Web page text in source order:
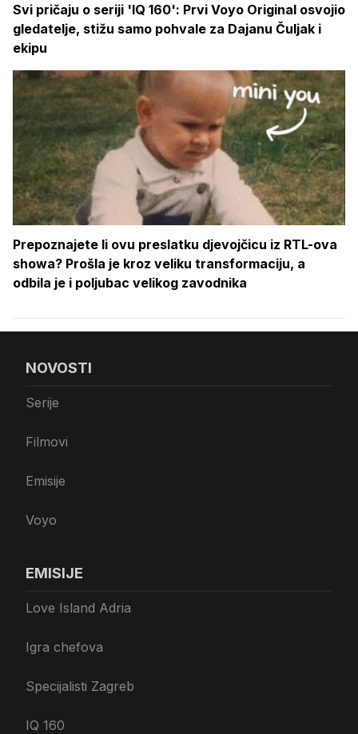
Svi pričaju o seriji 'IQ 160': Prvi Voyo Original osvojio
gledatelje, stižu samo pohvale za Dajanu Čuljak i
ekipu
Prepoznajete li ovu preslatku djevojčicu iz RTL-ova
showa? Prošla je kroz veliku transformaciju, a
odbila je i poljubac velikog zavodnika
NOVOSTI
Serije
Filmovi
Emisije
Voyo
EMISIJE
Love Island Adria
Igra chefova
Specijalisti Zagreb
IQ 160